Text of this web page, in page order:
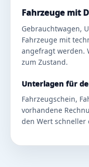
Fahrzeuge mit
Gebrauchtwagen,
Fahrzeuge mit
angefragt werden.
zum Zustand.
Unterlagen für
Fahrzeugschein,
vorhandene
den Wert schneller